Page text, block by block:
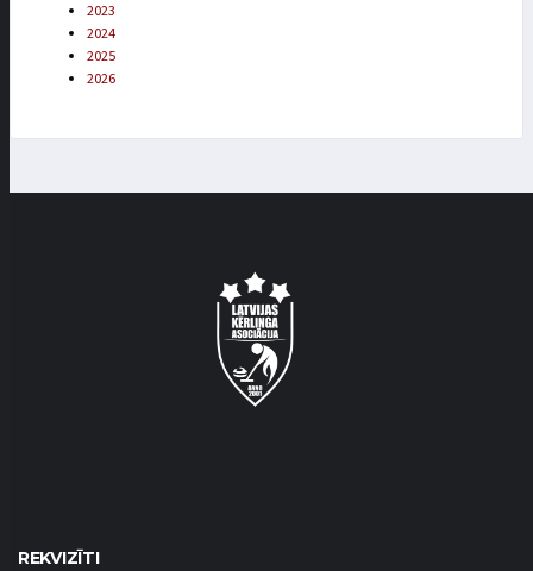
2023
2024
2025
2026
REKVIZĪTI